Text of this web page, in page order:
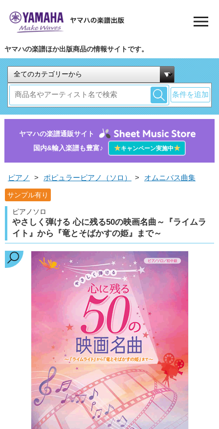
ヤマハの楽譜ほか出版商品の情報サイトです。
条件を追加
ヤマハの楽譜通販サイト
国内&輸入楽譜も豊富♪
★キャンペーン実施中★
ピアノ > ポピュラーピアノ（ソロ） > オムニバス曲集
サンプル有り
ピアノソロ
やさしく弾ける 心に残る50の映画名曲～『ライムラ
イト』から『竜とそばかすの姫』まで～